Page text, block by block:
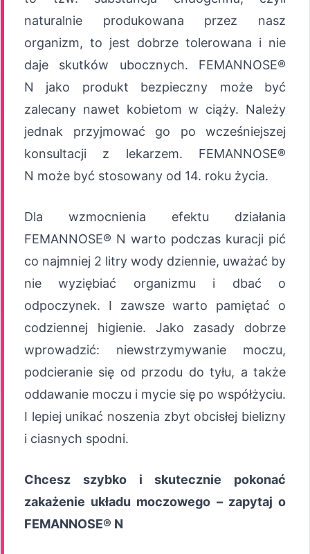
naturalnie produkowana przez nasz
organizm, to jest dobrze tolerowana i nie
daje skutków ubocznych. FEMANNOSE®
N jako produkt bezpieczny może być
zalecany nawet kobietom w ciąży. Należy
jednak przyjmować go po wcześniejszej
konsultacji z lekarzem. FEMANNOSE®
N może być stosowany od 14. roku życia.
Dla wzmocnienia efektu działania
FEMANNOSE® N warto podczas kuracji pić
co najmniej 2 litry wody dziennie, uważać by
nie wyziębiać organizmu i dbać o
odpoczynek. I zawsze warto pamiętać o
codziennej higienie. Jako zasady dobrze
wprowadzić: niewstrzymywanie moczu,
podcieranie się od przodu do tyłu, a także
oddawanie moczu i mycie się po współżyciu.
I lepiej unikać noszenia zbyt obcisłej bielizny
i ciasnych spodni.
Chcesz szybko i skutecznie pokonać
zakażenie układu moczowego – zapytaj o
FEMANNOSE® N